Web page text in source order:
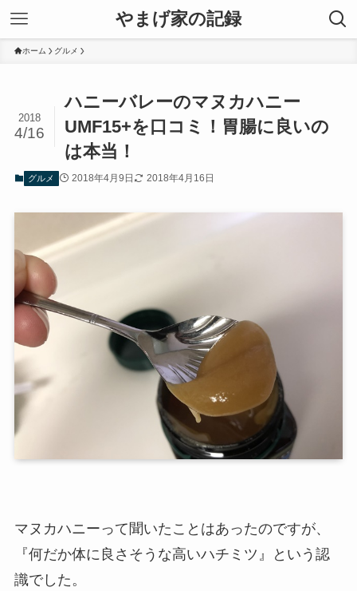
やまげ家の記録
ホーム グルメ
ハニーバレーのマヌカハニー
UMF15+を口コミ！胃腸に良いの
は本当！
2018
4/16
グルメ 2018年4月9日 2018年4月16日
マヌカハニーって聞いたことはあったのですが、
『何だか体に良さそうな高いハチミツ』という認
識でした。